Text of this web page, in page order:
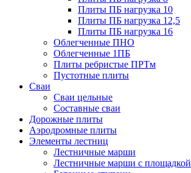
Плиты ПБ нагрузка 10
Плиты ПБ нагрузка 12,5
Плиты ПБ нагрузка 16
Облегченные ПНО
Облегченные 1ПБ
Плиты ребристые ПРТм
Пустотные плиты
Сваи
Сваи цельные
Составные сваи
Дорожные плиты
Аэродромные плиты
Элементы лестниц
Лестничные марши
Лестничные марши с площадкой